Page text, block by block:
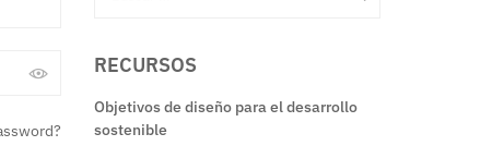
RECURSOS
Objetivos de diseño para el desarrollo
sostenible